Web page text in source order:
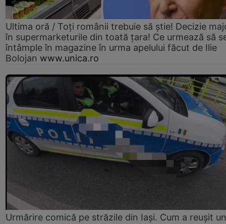
Ultima oră / Toți românii trebuie să știe! Decizie
în supermarketurile din toată țara! Ce urmează să
întâmple în magazine în urma apelului făcut de Ilie
Bolojan www.unica.ro
Urmărire comică pe străzile din Iași. Cum a reușit un